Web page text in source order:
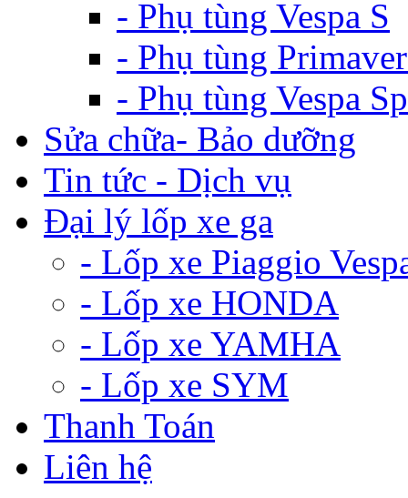
- Phụ tùng Vespa S
- Phụ tùng
- Phụ tùng Vespa
Sửa chữa- Bảo dưỡng
Tin tức - Dịch vụ
Đại lý lốp xe ga
- Lốp xe Piaggio
- Lốp xe HONDA
- Lốp xe YAMHA
- Lốp xe SYM
Thanh Toán
Liên hệ